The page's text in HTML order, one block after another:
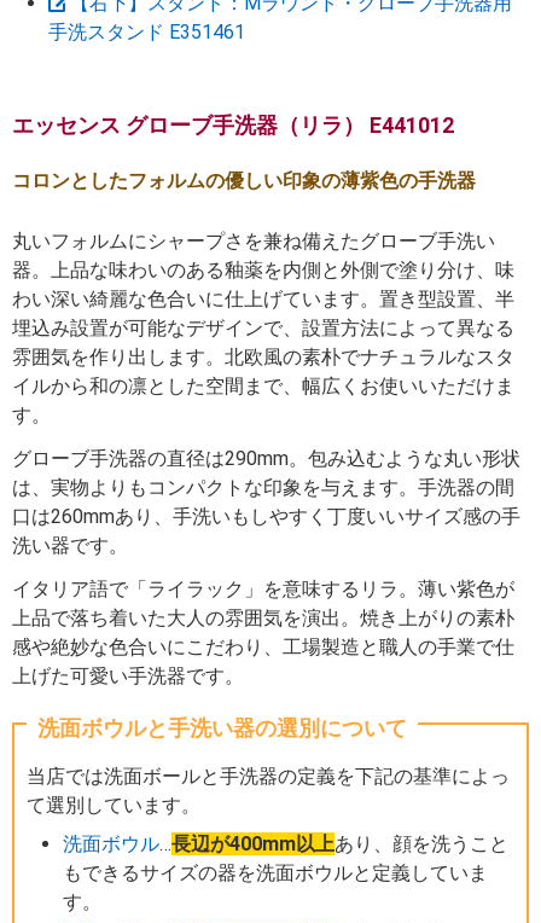
手洗スタンド E351461
エッセンス グローブ手洗器（リラ） E441012
コロンとしたフォルムの優しい印象の薄紫色の手洗器
丸いフォルムにシャープさを兼ね備えたグローブ手洗い
器。上品な味わいのある釉薬を内側と外側で塗り分け、味
わい深い綺麗な色合いに仕上げています。置き型設置、半
埋込み設置が可能なデザインで、設置方法によって異なる
雰囲気を作り出します。北欧風の素朴でナチュラルなスタ
イルから和の凛とした空間まで、幅広くお使いいただけま
す。
グローブ手洗器の直径は290mm。包み込むような丸い形状
は、実物よりもコンパクトな印象を与えます。手洗器の間
口は260mmあり、手洗いもしやすく丁度いいサイズ感の手
洗い器です。
イタリア語で「ライラック」を意味するリラ。薄い紫色が
上品で落ち着いた大人の雰囲気を演出。焼き上がりの素朴
感や絶妙な色合いにこだわり、工場製造と職人の手業で仕
上げた可愛い手洗器です。
洗面ボウルと手洗い器の選別について
当店では洗面ボールと手洗器の定義を下記の基準によっ
て選別しています。
洗面ボウル…長辺が400mm以上あり、顔を洗うこと
もできるサイズの器を洗面ボウルと定義していま
す。